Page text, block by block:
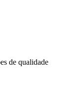
de qualidade